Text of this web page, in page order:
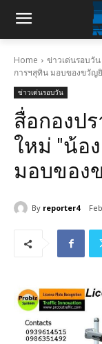
Home ข่าวเด่นรอบวัน
การฯสุทิน มอบของขวัญ
ข่าวเด่นรอบวัน
สื่อกองป
ใหม่ "น้อ
มอบของ
By reporter4